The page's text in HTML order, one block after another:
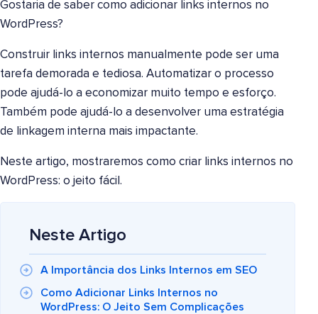
Gostaria de saber como adicionar links internos no
WordPress?
Construir links internos manualmente pode ser uma
tarefa demorada e tediosa. Automatizar o processo
pode ajudá-lo a economizar muito tempo e esforço.
Também pode ajudá-lo a desenvolver uma estratégia
de linkagem interna mais impactante.
Neste artigo, mostraremos como criar links internos no
WordPress: o jeito fácil.
Neste Artigo
A Importância dos Links Internos em SEO
Como Adicionar Links Internos no
WordPress: O Jeito Sem Complicações